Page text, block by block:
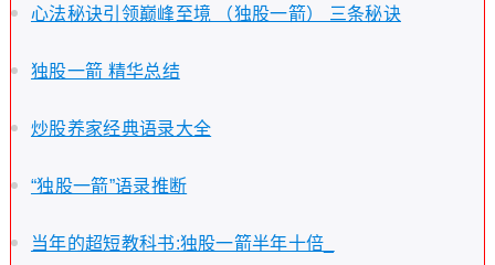
心法秘诀引领巅峰至境 （独股一箭） 三条秘诀
独股一箭 精华总结
炒股养家经典语录大全
“独股一箭”语录推断
当年的超短教科书:独股一箭半年十倍_